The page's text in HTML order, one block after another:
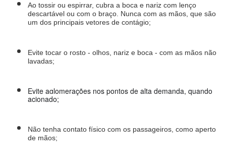
Ao tossir ou espirrar, cubra a boca e nariz com lenço
descartável ou com o braço. Nunca com as mãos, que são
um dos principais vetores de contágio;
Evite tocar o rosto - olhos, nariz e boca - com as mãos não
lavadas;
Evite aglomerações nos pontos de alta demanda, quando
acionado;
Não tenha contato físico com os passageiros, como aperto
de mãos;